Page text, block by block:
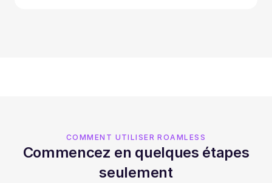
COMMENT UTILISER ROAMLESS
Commencez en quelques étapes
seulement